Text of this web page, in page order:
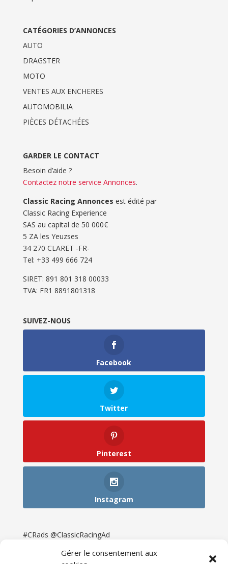
Gérer le consentement aux
CATÉGORIES D’ANNONCES
AUTO
DRAGSTER
MOTO
VENTES AUX ENCHERES
AUTOMOBILIA
PIÈCES DÉTACHÉES
GARDER LE CONTACT
Besoin d’aide ?
Contactez notre service Annonces.
Classic Racing Annonces est édité par
Classic Racing Experience
SAS au capital de 50 000€
5 ZA les Yeuzses
34 270 CLARET -FR-
Tel: ‭+33 499 666 724‬
SIRET: 891 801 318 00033
TVA: FR1 8891801318
SUIVEZ-NOUS
Facebook
Twitter
Pinterest
Instagram
#CRads @ClassicRacingAd